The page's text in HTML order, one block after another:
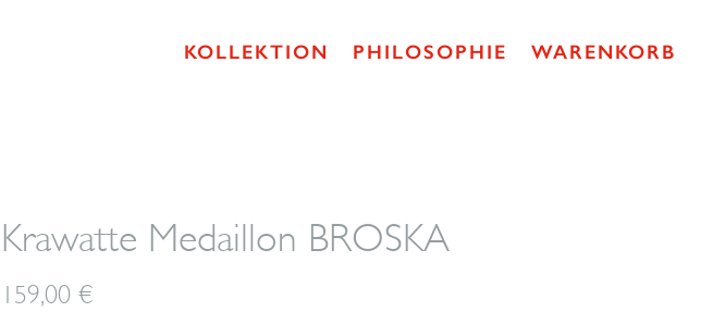
KOLLEKTION PHILOSOPHIE WARENKORB
Krawatte Medaillon BROSKA
159,00 €